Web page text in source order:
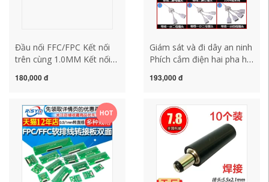
Đầu nối FFC/FPC Kết nối
trên cùng 1.0MM Kết nối
dưới cùng
180,000 đ
Giám sát và đi dây an ninh
Phích cắm điện hai pha hai
xoay chiều AC Ổ cắm đầu
193,000 đ
HOT